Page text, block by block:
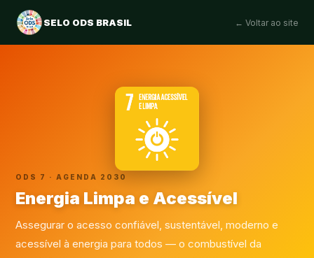
SELO ODS BRASIL ← Voltar ao site
ODS 7 · AGENDA 2030
Energia Limpa e Acessível
Assegurar o acesso confiável, sustentável, moderno e
acessível à energia para todos — o combustível da